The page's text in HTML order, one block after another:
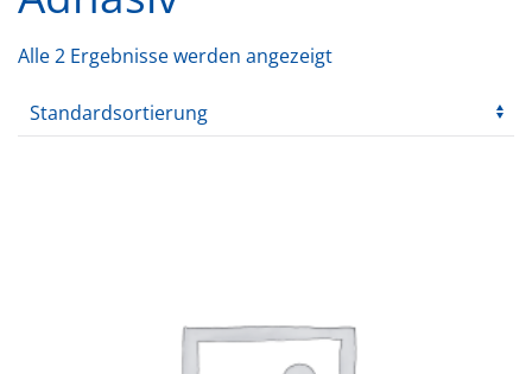
Alle 2 Ergebnisse werden angezeigt